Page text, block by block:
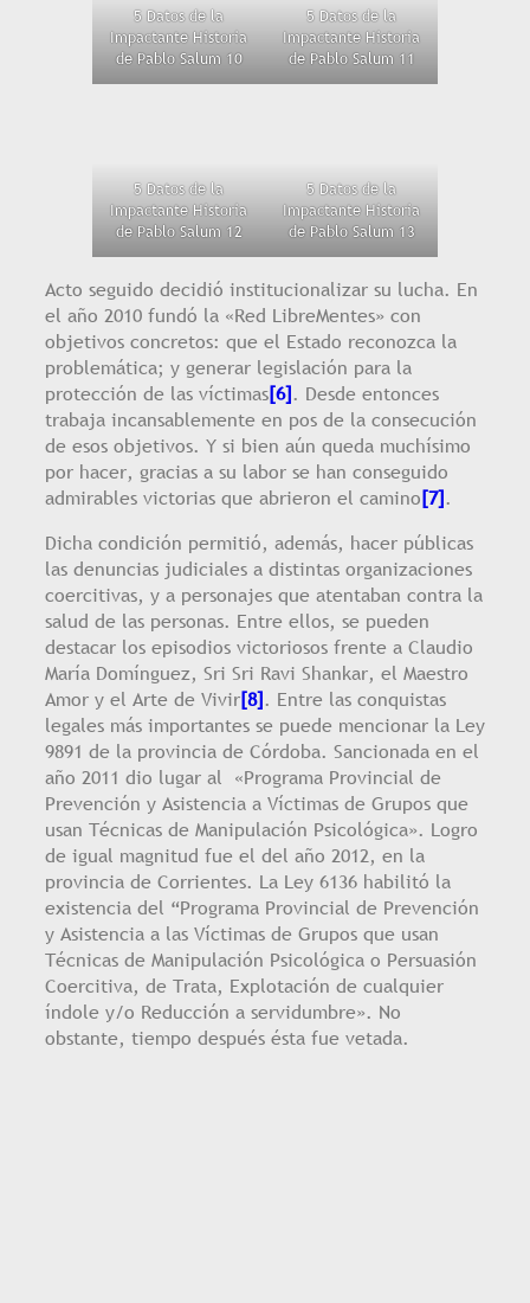
5 Datos de la
Impactante Historia
de Pablo Salum 10
5 Datos de la
Impactante Historia
de Pablo Salum 11
5 Datos de la
Impactante Historia
de Pablo Salum 12
5 Datos de la
Impactante Historia
de Pablo Salum 13
Acto seguido decidió institucionalizar su lucha. En
el año 2010 fundó la «Red LibreMentes» con
objetivos concretos: que el Estado reconozca la
problemática; y generar legislación para la
protección de las víctimas[6]. Desde entonces
trabaja incansablemente en pos de la consecución
de esos objetivos. Y si bien aún queda muchísimo
por hacer, gracias a su labor se han conseguido
admirables victorias que abrieron el camino[7].
Dicha condición permitió, además, hacer públicas
las denuncias judiciales a distintas organizaciones
coercitivas, y a personajes que atentaban contra la
salud de las personas. Entre ellos, se pueden
destacar los episodios victoriosos frente a Claudio
María Domínguez, Sri Sri Ravi Shankar, el Maestro
Amor y el Arte de Vivir[8]. Entre las conquistas
legales más importantes se puede mencionar la Ley
9891 de la provincia de Córdoba. Sancionada en el
año 2011 dio lugar al «Programa Provincial de
Prevención y Asistencia a Víctimas de Grupos que
usan Técnicas de Manipulación Psicológica». Logro
de igual magnitud fue el del año 2012, en la
provincia de Corrientes. La Ley 6136 habilitó la
existencia del “Programa Provincial de Prevención
y Asistencia a las Víctimas de Grupos que usan
Técnicas de Manipulación Psicológica o Persuasión
Coercitiva, de Trata, Explotación de cualquier
índole y/o Reducción a servidumbre». No
obstante, tiempo después ésta fue vetada.